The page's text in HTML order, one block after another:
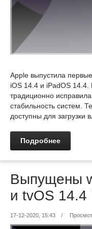
Apple выпустила
iOS 14.4 и iPadOS 14.4.
традиционно
стабильность систем.
доступны для загрузки
Подробнее
Выпущены
и tvOS 14.4
17-12-2020, 15:43 /